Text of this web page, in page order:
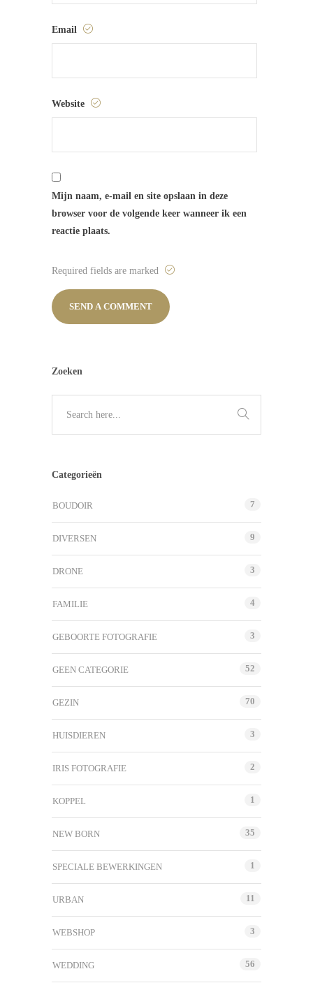
Email
Website
Mijn naam, e-mail en site opslaan in deze
browser voor de volgende keer wanneer ik een
reactie plaats.
Required fields are marked
Zoeken
Categorieën
BOUDOIR 7
DIVERSEN 9
DRONE 3
FAMILIE 4
GEBOORTE FOTOGRAFIE 3
GEEN CATEGORIE 52
GEZIN 70
HUISDIEREN 3
IRIS FOTOGRAFIE 2
KOPPEL 1
NEW BORN 35
SPECIALE BEWERKINGEN 1
URBAN 11
WEBSHOP 3
WEDDING 56